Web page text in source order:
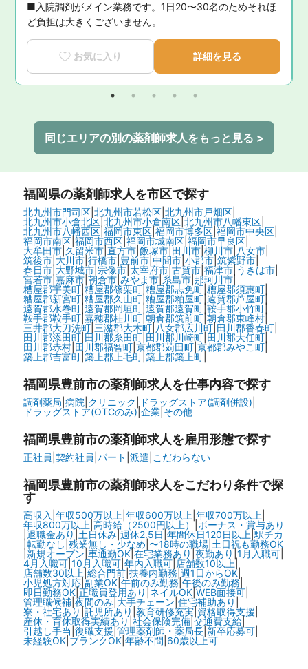
■入院調剤がメイン業務です。1日20〜30名のためそれほ
ど負担は大きくございません。
お気に入り 詳細を見る
同じエリアの別の薬剤師求人をもっと見る >
福岡県の薬剤師求人を市区で探す
北九州市門司区| 北九州市若松区| 北九州市戸畑区|
北九州市小倉北区| 北九州市小倉南区| 北九州市八幡東区|
北九州市八幡西区|福岡市東区| 福岡市博多区| 福岡市中央区|
福岡市南区| 福岡市西区| 福岡市城南区| 福岡市早良区|
大牟田市| 久留米市| 直方市| 飯塚市| 田川市| 柳川市| 八女市|
筑後市| 大川市| 行橋市| 豊前市| 中間市| 小郡市| 筑紫野市|
春日市|大野城市| 宗像市| 太宰府市| 古賀市| 福津市| うきは市|
宮若市|嘉麻市| 朝倉市| みやま市| 糸島市| 那珂川市|
糟屋郡宇美町| 糟屋郡篠栗町| 糟屋郡志免町| 糟屋郡須惠町|
糟屋郡新宮町|糟屋郡久山町|糟屋郡粕屋町|遠賀郡芦屋町|
遠賀郡水巻町|遠賀郡岡垣町|遠賀郡遠賀町|鞍手郡小竹町|
鞍手郡鞍手町|嘉穂郡桂川町|朝倉郡筑前町|朝倉郡東峰村|
三井郡大刀洗町| 三潴郡大木町| 八女郡広川町| 田川郡香春町|
田川郡添田町| 田川郡糸田町| 田川郡川崎町| 田川郡大任町|
田川郡赤村| 田川郡福智町| 京都郡苅田町| 京都郡みやこ町|
築上郡吉富町| 築上郡上毛町| 築上郡築上町|
福岡県豊前市の薬剤師求人を仕事内容で探す
調剤薬局 病院 クリニック ドラッグストア(調剤併設)
ドラッグストア(OTCのみ)| 企業| その他
福岡県豊前市の薬剤師求人を雇用形態で探す
正社員 契約社員 パート 派遣 こだわらない
福岡県豊前市の薬剤師求人をこだわり条件で探
す
高収入 年収500万以上 年収600万以上 年収700万以上
年収800万以上 高時給（2500円以上）| ボーナス・賞与あり
退職金あり 土日休み| 週休2.5日 年間休日120日以上 駅チカ
|転勤なし 残業無し・少なめ 〜18時の職場| 土日祝も勤務OK
|新規オープン 車通勤OK|在宅業務あり 夜勤あり 1月入職可|
4月入職可| 10月入職可| 年内入職可| 店舗数10以上|
店舗数30以上 総合門前| 扶養内勤務 週1日からOK|
小児処方対応| 副業OK| 午前のみ勤務| 午後のみ勤務|
即日勤務OK| 正職員登用あり ネイルOK| WEB面接可|
管理職候補| 夜間のみ| 大手チェーン 住宅補助あり
寮・社宅あり 託児所あり 教育研修充実| 資格取得支援
産休・育休取得実績あり 社会保険完備| 交通費支給|
引越し手当 復職支援 |管理薬剤師・薬局長| 新卒応募可|
未経験OK| ブランクOK| 年齢不問 60歳以上可